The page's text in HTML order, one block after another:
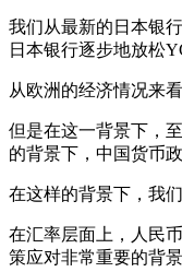
我们从最新的日本银
日本银行逐步地放松
从欧洲的经济情况来
但是在这一背景下，
的背景下，中国货币
在这样的背景下，我
在汇率层面上，人民
策应对非常重要的背景